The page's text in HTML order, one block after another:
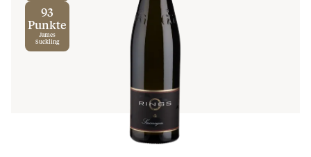
93
Punkte
James
Suckling